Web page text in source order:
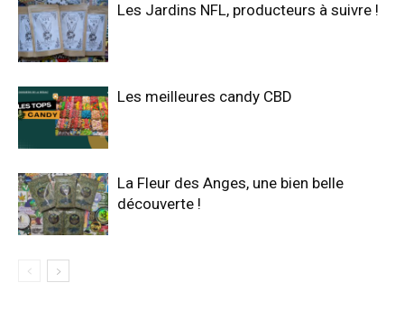
Les Jardins NFL, producteurs à suivre !
Les meilleures candy CBD
La Fleur des Anges, une bien belle
découverte !